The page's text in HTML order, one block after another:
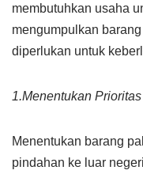
membutuhkan usaha
mengumpulkan
diperlukan untuk
1.Menentukan
Menentukan barang
pindahan ke luar